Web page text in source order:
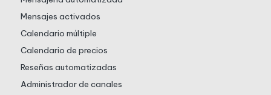
Mensajes activados
Calendario múltiple
Calendario de precios
Reseñas automatizadas
Administrador de canales